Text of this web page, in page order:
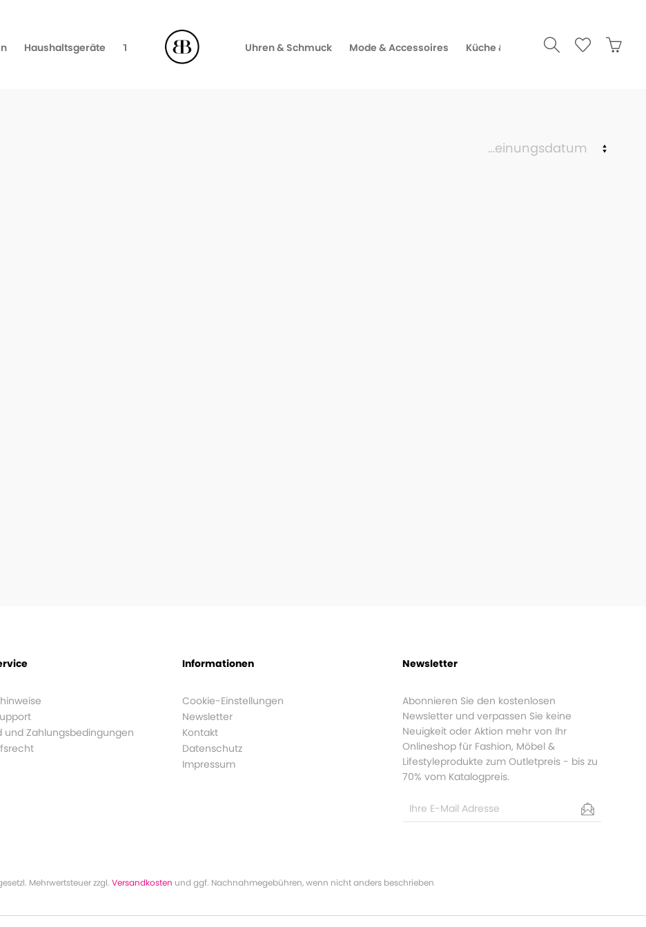
Haushaltsgeräte TV, Video & Audio Uhren & Schmuck Mode & Accessoires Küche & Gourmet
und Zahlungsbedingungen
Informationen
Cookie-Einstellungen
Newsletter
Kontakt
Datenschutz
Impressum
Newsletter
Abonnieren Sie den kostenlosen
Newsletter und verpassen Sie keine
Neuigkeit oder Aktion mehr von Ihr
Onlineshop für Fashion, Möbel &
Lifestyleprodukte zum Outletpreis - bis zu
70% vom Katalogpreis.
Mehrwertsteuer zzgl. Versandkosten und ggf. Nachnahmegebühren, wenn nicht anders beschrieben